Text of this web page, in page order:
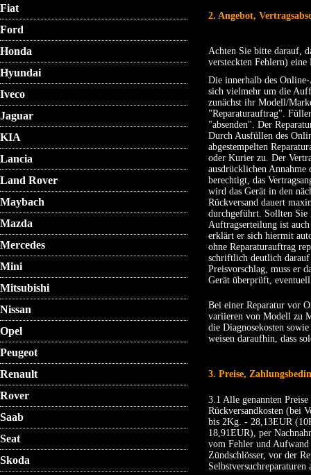
Fiat
Ford
Honda
Hyundai
Iveco
Jaguar
KIA
Lancia
Land Rover
Maybach
Mazda
Mercedes
Mini
Mitsubishi
Nissan
Opel
Peugeot
Renault
Rover
Saab
Seat
Skoda
2. Angebot,
Achten Sie bitte darauf,
versteckten Fehlern)
Die innerhalb des
sich vielmehr um die
zunächst ihr Modell/
"Reparaturauftrag".
"absenden". Der
Durch Ausfüllen des
abgestempelten
oder Kurier zu. Der
ausdrücklichen Annahme
berechtigt, das
wird das Gerät in den
Rückversand dauert
durchgeführt. Sollten Sie
Auftragserteilung ist
erklärt er sich hiermit
ohne Reparaturauftrag
schriftlich deutlich darauf
Preisvorschlag, muss er
Gerät überprüft,
Bei einer Reparatur vor
variieren von Modell zu
die Diagnosekosten
weisen daraufhin, dass
3. Preise,
3.1 Alle genannten
Rückversandkosten (bei
bis 2Kg. - 28,13EUR
18,91EUR), per
vom Fehler und
Zündschlösser, vor der